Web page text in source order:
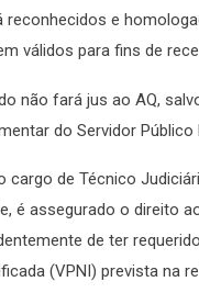
reconhecidos e
válidos para fins de
não fará jus ao AQ,
do Servidor Público
cargo de Técnico
é assegurado o direito
de ter
(VPNI) prevista na